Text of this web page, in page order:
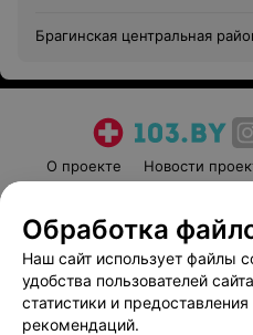
Брагинская центральная
О проекте Новости
Пользовательское
Вакансии
Написать
Обработка
Наш сайт использует файлы
удобства пользователей
статистики и
рекомендаций.